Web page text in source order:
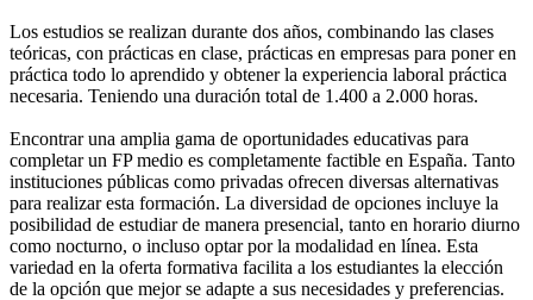
Los estudios se realizan durante dos años, combinando las clases
teóricas, con prácticas en clase, prácticas en empresas para poner en
práctica todo lo aprendido y obtener la experiencia laboral práctica
necesaria. Teniendo una duración total de 1.400 a 2.000 horas.
Encontrar una amplia gama de oportunidades educativas para
completar un FP medio es completamente factible en España. Tanto
instituciones públicas como privadas ofrecen diversas alternativas
para realizar esta formación. La diversidad de opciones incluye la
posibilidad de estudiar de manera presencial, tanto en horario diurno
como nocturno, o incluso optar por la modalidad en línea. Esta
variedad en la oferta formativa facilita a los estudiantes la elección
de la opción que mejor se adapte a sus necesidades y preferencias.